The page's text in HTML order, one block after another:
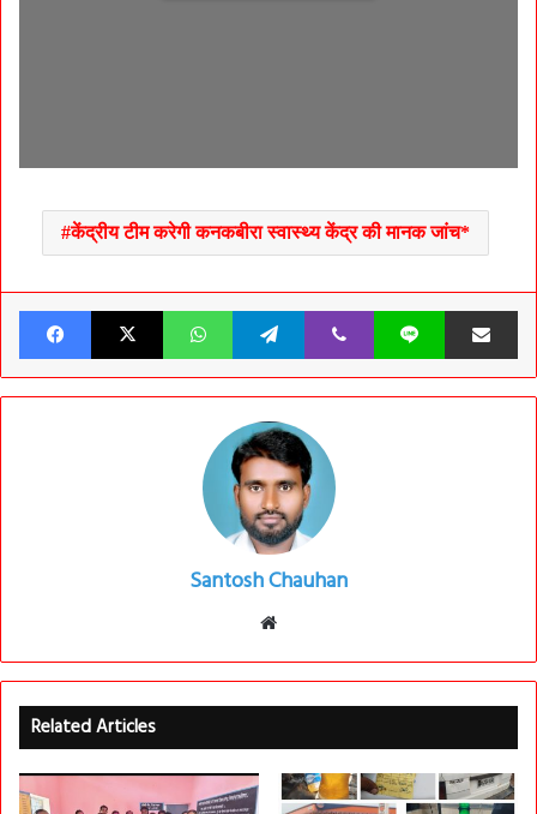
केंद्रीय टीम करेगी कनकबीरा स्वास्थ्य केंद्र की मानक जांच*
Facebook X WhatsApp Telegram Viber Line Share
Santosh Chauhan
Related Articles